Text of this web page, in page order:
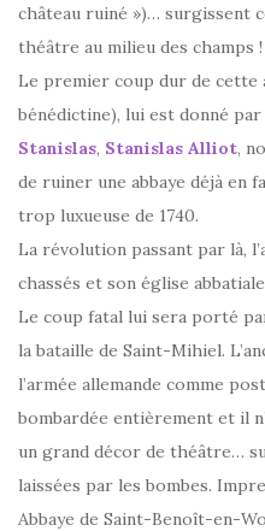
château ruiné »)… surgissent
théâtre au milieu des champs !
Le premier coup dur de cette
bénédictine), lui est donné
Stanislas, Stanislas Alliot,
de ruiner une abbaye déjà en
trop luxueuse de 1740.
La révolution passant par là,
chassés et son église
Le coup fatal lui sera porté
la bataille de Saint-Mihiel.
l’armée allemande comme
bombardée entièrement et il
un grand décor de théâtre…
laissées par les bombes.
Abbaye de Saint-Benoît-en-